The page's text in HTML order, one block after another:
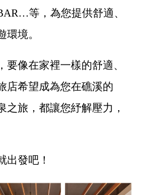
等，為您提供舒適、
環境。
要像在家裡一樣的舒適、
店希望成為您在礁溪的
之旅，都讓您紓解壓力，
出發吧！